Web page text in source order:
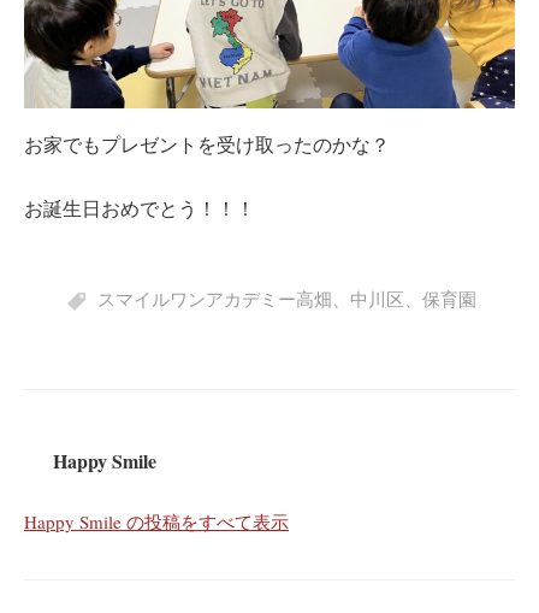
お家でもプレゼントを受け取ったのかな？
お誕生日おめでとう！！！
スマイルワンアカデミー高畑、 中川区、 保育園
Happy Smile
Happy Smile の投稿をすべて表示